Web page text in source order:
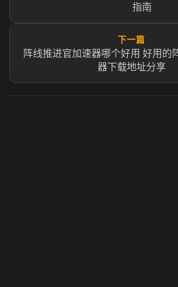
指南
下一篇
阵线推进官加速器哪个好用 好用的
器下载地址分享